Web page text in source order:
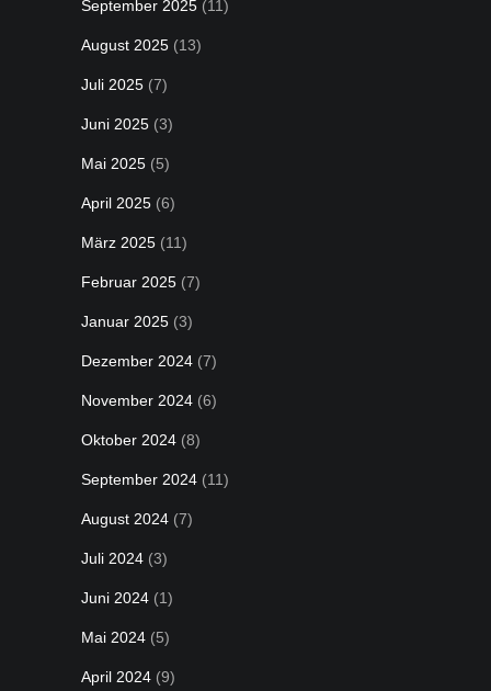
September 2025 (11)
August 2025 (13)
Juli 2025 (7)
Juni 2025 (3)
Mai 2025 (5)
April 2025 (6)
März 2025 (11)
Februar 2025 (7)
Januar 2025 (3)
Dezember 2024 (7)
November 2024 (6)
Oktober 2024 (8)
September 2024 (11)
August 2024 (7)
Juli 2024 (3)
Juni 2024 (1)
Mai 2024 (5)
April 2024 (9)